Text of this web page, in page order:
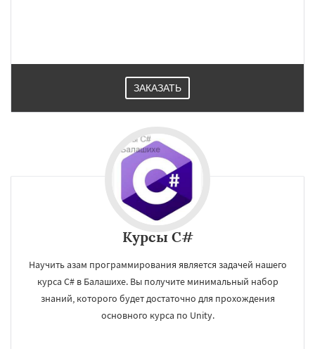
ЗАКАЗАТЬ
Курсы C#
Научить азам программирования является задачей нашего
курса C# в Балашихе. Вы получите минимальный набор
знаний, которого будет достаточно для прохождения
основного курса по Unity.